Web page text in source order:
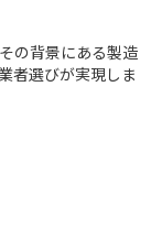
の背景にある製造
者選びが実現しま